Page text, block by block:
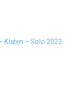
Klaten – Solo 2023